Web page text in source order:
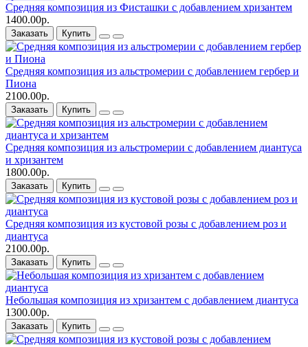
Средняя композиция из Фисташки c добавлением хризантем
1400.00р.
Заказать Купить
Средняя композиция из альстромерии c добавлением гербер и
Пиона
2100.00р.
Заказать Купить
Средняя композиция из альстромерии c добавлением диантуса
и хризантем
1800.00р.
Заказать Купить
Средняя композиция из кустовой розы c добавлением роз и
диантуса
2100.00р.
Заказать Купить
Небольшая композиция из хризантем c добавлением диантуса
1300.00р.
Заказать Купить